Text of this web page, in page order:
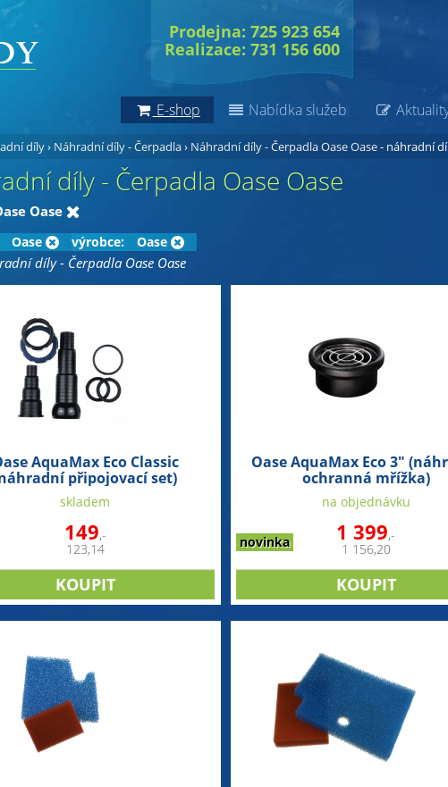
díly› Náhradní díly - Čerpadla› Náhradní díly - Čerpadla Oase Oase- náhradní
díly - Čerpadla Oase Oase
Oase
Oase výrobce: Oase
díly - Čerpadla Oase Oase
AquaMax Eco Classic
připojovací set)
skladem
149,-
123,14
Oase AquaMax Eco 3"
ochranná mřížka)
novinka
na objednávku
1 399,-
1 156,20
E-shop Nabídka služeb
Prodejna: 725 923 654
Realizace: 731 156 600